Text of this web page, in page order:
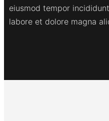
eiusmod tempor
labore et dolore magna